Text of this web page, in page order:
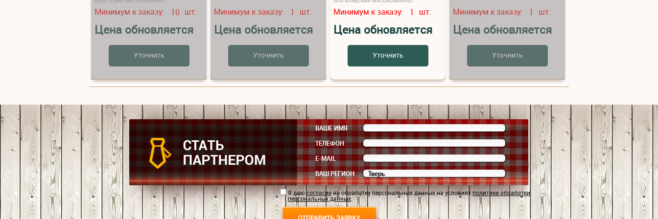
Минимум к заказу: 10 шт.
Цена обновляется
Уточнить
Минимум к заказу: 1 шт.
Цена обновляется
Уточнить
Минимум к заказу: 1 шт.
Цена обновляется
Уточнить
Минимум к заказу: 1 шт.
Цена обновляется
Уточнить
ВАШЕ ИМЯ
ТЕЛЕФОН
E-MAIL
ВАШ РЕГИОН
Я даюсогласиена обработку персональных данных на условияхполитики обработки
персональных данных.